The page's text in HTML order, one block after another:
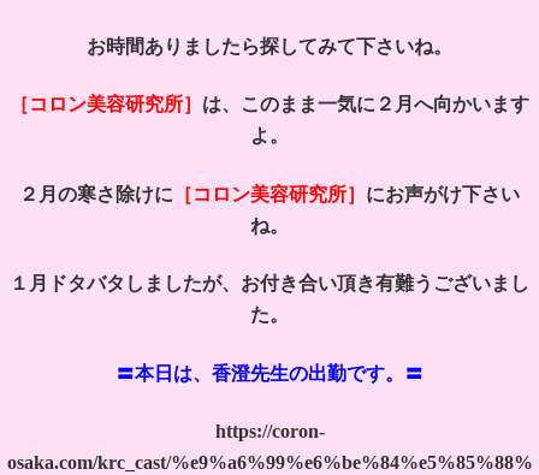
お時間ありましたら探してみて下さいね。
［コロン美容研究所］ は、このまま一気に２月へ向かいます
よ。
２月の寒さ除けに ［コロン美容研究所］ にお声がけ下さい
ね。
１月ドタバタしましたが、お付き合い頂き有難うございまし
た。
〓本日は、香澄先生の出勤です。〓
https://coron-
osaka.com/krc_cast/%e9%a6%99%e6%be%84%e5%85%88%